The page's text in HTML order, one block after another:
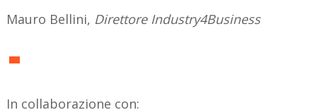
Mauro Bellini, Direttore Industry4Business
In collaborazione con: